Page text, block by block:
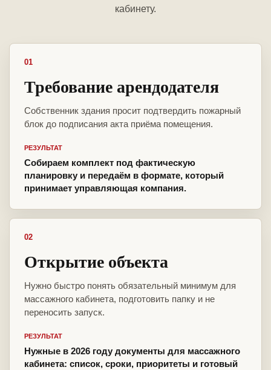
кабинету.
01
Требование арендодателя
Собственник здания просит подтвердить пожарный
блок до подписания акта приёма помещения.
РЕЗУЛЬТАТ
Собираем комплект под фактическую
планировку и передаём в формате, который
принимает управляющая компания.
02
Открытие объекта
Нужно быстро понять обязательный минимум для
массажного кабинета, подготовить папку и не
переносить запуск.
РЕЗУЛЬТАТ
Нужные в 2026 году документы для массажного
кабинета: список, сроки, приоритеты и готовый